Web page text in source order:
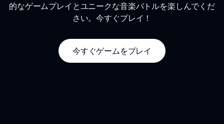
的なゲームプレイとユニークな音楽バトルを楽しんでくだ
さい。今すぐプレイ！
今すぐゲームをプレイ